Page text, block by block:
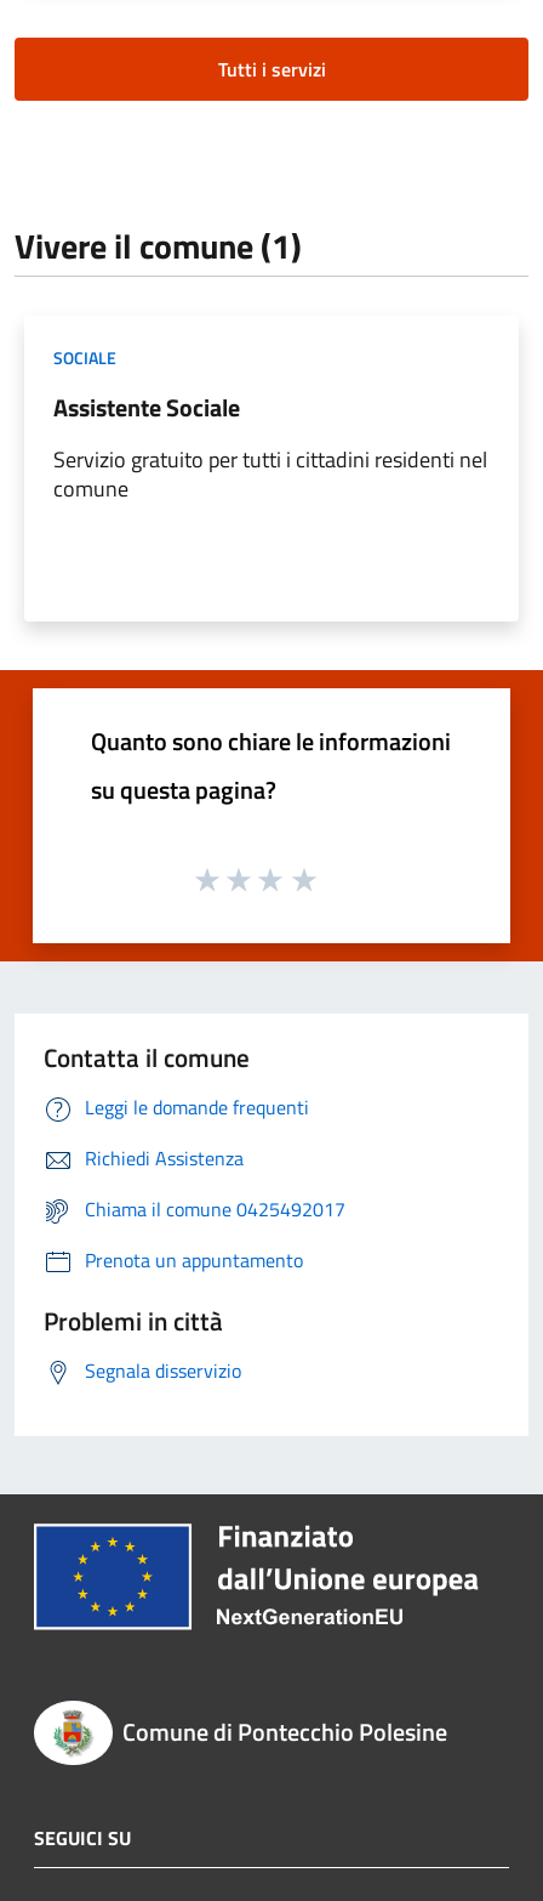
Tutti i servizi
Vivere il comune (1)
SOCIALE
Assistente Sociale
Servizio gratuito per tutti i cittadini residenti nel
comune
Quanto sono chiare le informazioni
su questa pagina?
Contatta il comune
Leggi le domande frequenti
Richiedi Assistenza
Chiama il comune 0425492017
Prenota un appuntamento
Problemi in città
Segnala disservizio
Comune di Pontecchio Polesine
SEGUICI SU